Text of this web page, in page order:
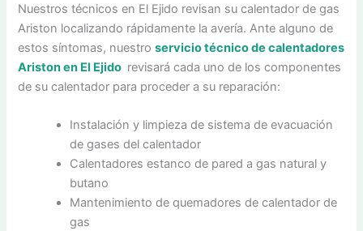
Nuestros técnicos en El Ejido revisan su calentador de gas
Ariston localizando rápidamente la avería. Ante alguno de
estos síntomas, nuestroservicio técnico de calentadores
Ariston en El Ejido revisará cada uno de los componentes
de su calentador para proceder a su reparación:
Instalación y limpieza de sistema de evacuación
de gases del calentador
Calentadores estanco de pared a gas natural y
butano
Mantenimiento de quemadores de calentador de
gas